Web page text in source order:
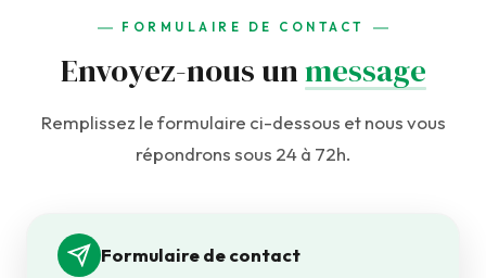
FORMULAIRE DE CONTACT
Envoyez-nous unmessage
Remplissez le formulaire ci-dessous et nous vous
répondrons sous 24 à 72h.
Formulaire de contact